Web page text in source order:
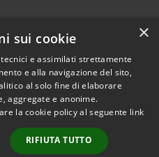
Copyright © 2026 • Comune di
Ossi • Powered by
Municipium•
Accesso
×
sui cookie
e assimilati strettamente
e alla navigazione del sito,
al solo fine di elaborare
aggregate e anonime.
la cookie policy al seguente link
RIFIUTA TUTTO